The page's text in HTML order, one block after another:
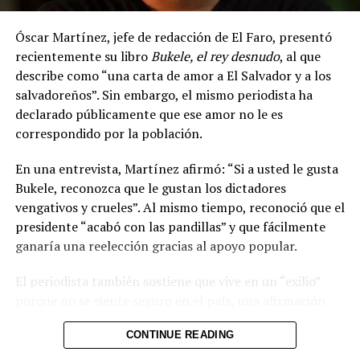
en basureros
Óscar Martínez, jefe de redacción de El Faro, presentó
recientemente su libroBukele, el rey desnudo, al que
describe como “una carta de amor a El Salvador y a los
salvadoreños”. Sin embargo, el mismo periodista ha
declarado públicamente que ese amor no le es
correspondido por la población.
En una entrevista, Martínez afirmó: “Si a usted le gusta
Bukele, reconozca que le gustan los dictadores
vengativos y crueles”. Al mismo tiempo, reconoció que el
presidente “acabó con las pandillas” y que fácilmente
ganaría una reelección gracias al apoyo popular.
El periodista también sostiene que vive en un “exilio”
que ha generado reacciones mixtas en redes sociales.
Mientras él presenta su obra como un gesto de cariño
CONTINUE READING